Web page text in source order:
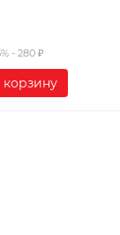
- 280 ₽
корзину